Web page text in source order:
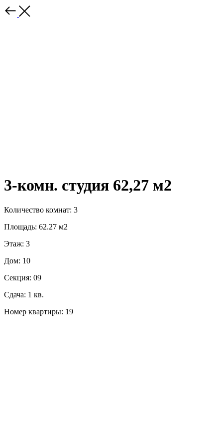
3-комн. студия 62,27 м2
Количество комнат: 3
Площадь: 62.27 м2
Этаж: 3
Дом: 10
Секция: 09
Сдача: 1 кв.
Номер квартиры: 19